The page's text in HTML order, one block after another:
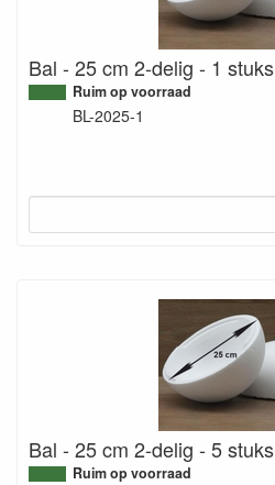
Bal - 25 cm 2-delig - 1 stuks
Ruim op voorraad
BL-2025-1
Bal - 25 cm 2-delig - 5 stuks
Ruim op voorraad